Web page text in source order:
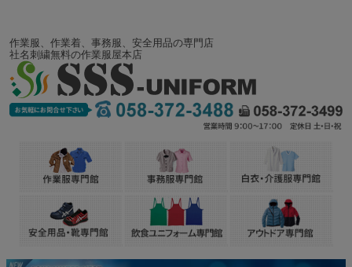
作業服、作業着、事務服、安全用品の専門店
社名刺繍無料の作業服屋本店